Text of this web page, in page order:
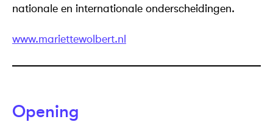
nationale en internationale onderscheidingen.
www.mariettewolbert.nl
Opening